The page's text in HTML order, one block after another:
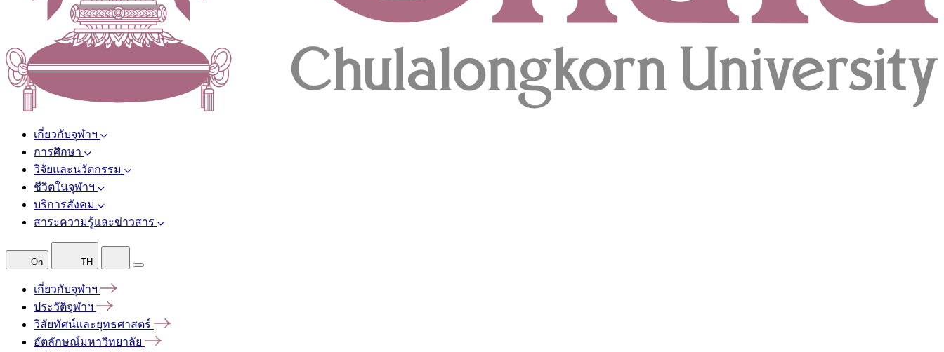
เกี่ยวกับจุฬาฯ
การศึกษา
วิจัยและนวัตกรรม
ชีวิตในจุฬาฯ
บริการสังคม
สาระความรู้และข่าวสาร
On TH
เกี่ยวกับจุฬาฯ
ประวัติจุฬาฯ
วิสัยทัศน์และยุทธศาสตร์
อัตลักษณ์มหาวิทยาลัย